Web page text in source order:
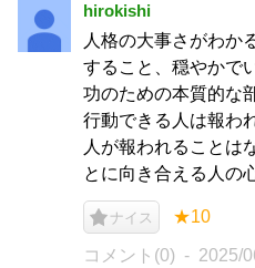
hirokishi
人格の大事さがわか
すること、穏やかで
功のための本質的な
行動できる人は報わ
人が報われることは
とに向き合える人の
ナイス ★10
コメント(0) 2025/